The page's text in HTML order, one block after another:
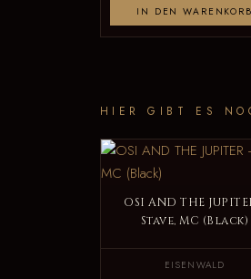
IN DEN WARENKORB
HIER GIBT ES
OSI AND THE
Stave, MC (Black)
EISENWALD